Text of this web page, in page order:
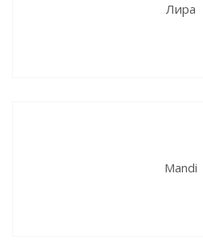
Лира
Мandi